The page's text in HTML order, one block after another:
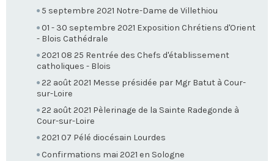
5 septembre 2021 Notre-Dame de Villethiou
01 - 30 septembre 2021 Exposition Chrétiens d'Orient
- Blois Cathédrale
2021 08 25 Rentrée des Chefs d'établissement
catholiques - Blois
22 août 2021 Messe présidée par Mgr Batut à Cour-
sur-Loire
22 août 2021 Pèlerinage de la Sainte Radegonde à
Cour-sur-Loire
2021 07 Pélé diocésain Lourdes
Confirmations mai 2021 en Sologne